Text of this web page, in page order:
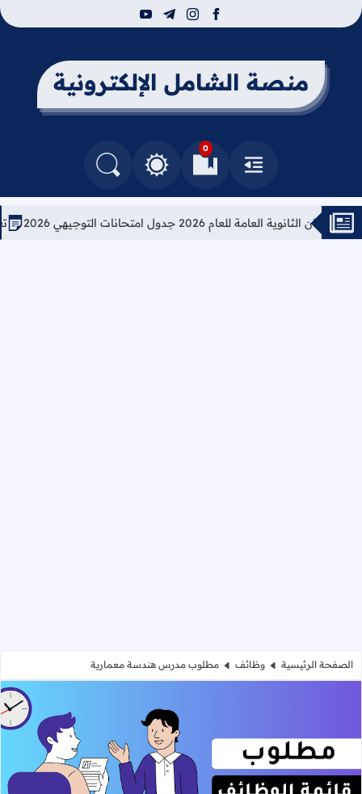
facebook
instagram
telegram
youtube
منصة الشامل الإلكترونية
القائمة
0
العلامات المرجعيةالتغيير بين الوضع النهاري والداكن
البحث في المدونة
العامة للعام 2026 جدول امتحانات التوجيهي 2026 تعليمات
الصفحة الرئيسية وظائف مطلوب مدرس هندسة معمارية